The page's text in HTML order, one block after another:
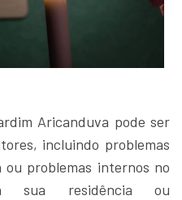
Aricanduva pode ser
incluindo problemas
problemas internos no
sua residência ou